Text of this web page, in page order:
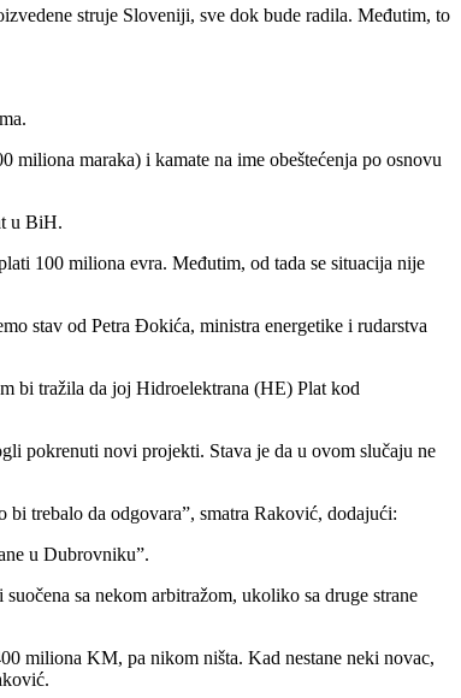
struje Sloveniji, sve dok bude radila. Međutim, to
maraka) i kamate na ime obeštećenja po osnovu
u BiH.
100 miliona evra. Međutim, od tada se situacija nije
stav od Petra Đokića, ministra energetike i rudarstva
bi tražila da joj Hidroelektrana (HE) Plat kod
pokrenuti novi projekti. Stava je da u ovom slučaju ne
trebalo da odgovara”, smatra Raković, dodajući:
u Dubrovniku”.
sa nekom arbitražom, ukoliko sa druge strane
miliona KM, pa nikom ništa. Kad nestane neki novac,